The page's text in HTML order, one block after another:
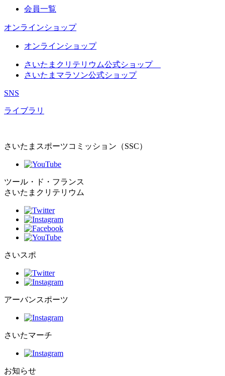
会員一覧
オンラインショップ
オンラインショップ
さいたまクリテリウム公式ショップ
さいたまマラソン公式ショップ
SNS
ライブラリ
さいたまスポーツコミッション（SSC）
ツール・ド・フランス
さいたまクリテリウム
さいスポ
アーバンスポーツ
さいたマーチ
お知らせ